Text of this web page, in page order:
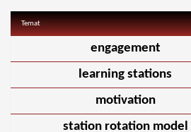
Temat
engagement
learning stations
motivation
station rotation model